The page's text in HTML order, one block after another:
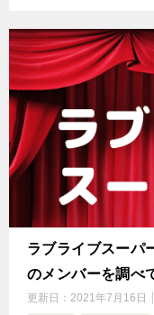
ラブライブスーパ
のメンバーを調べ
更新日： 2021年7月16日